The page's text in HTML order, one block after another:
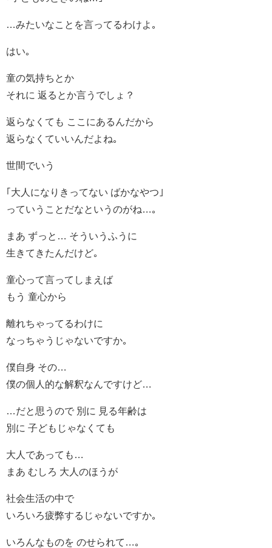
…みたいなことを言ってるわけよ｡
はい｡
童の気持ちとか
それに 返るとか言うでしょ？
返らなくても ここにあるんだから
返らなくていいんだよね｡
世間でいう
｢大人になりきってない ばかなやつ｣
っていうことだなというのがね…｡
まあ ずっと… そういうふうに
生きてきたんだけど｡
童心って言ってしまえば
もう 童心から
離れちゃってるわけに
なっちゃうじゃないですか｡
僕自身 その…
僕の個人的な解釈なんですけど…
…だと思うので 別に 見る年齢は
別に 子どもじゃなくても
大人であっても…
まあ むしろ 大人のほうが
社会生活の中で
いろいろ疲弊するじゃないですか｡
いろんなものを のせられて…｡